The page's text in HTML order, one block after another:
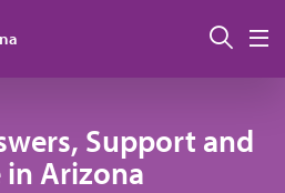
Support and
in Arizona